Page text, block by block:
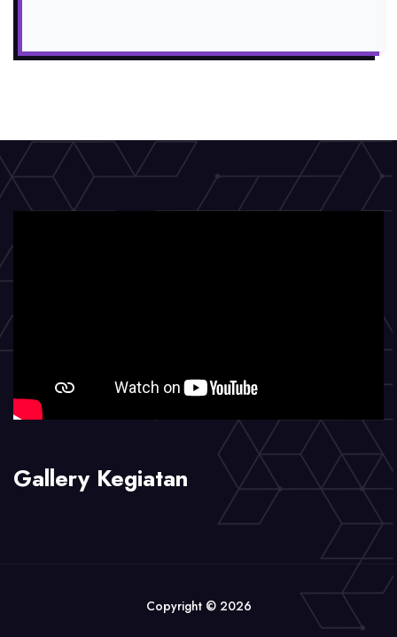
Gallery Kegiatan
Copyright © 2026